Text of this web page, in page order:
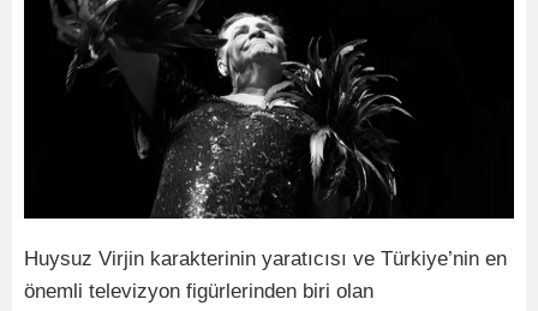
Huysuz Virjin karakterinin yaratıcısı ve Türkiye’nin en
önemli televizyon figürlerinden biri olan